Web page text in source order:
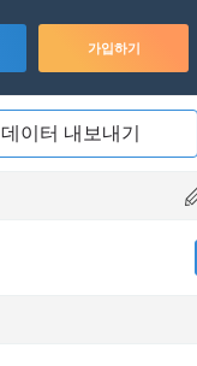
가입하기
데이터 내보내기